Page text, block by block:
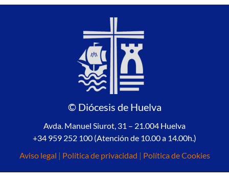
© Diócesis de Huelva
Avda. Manuel Siurot, 31 – 21.004 Huelva
+34 959 252 100 (Atención de 10.00 a 14.00h.)
Aviso legal | Política de privacidad | Política de Cookies